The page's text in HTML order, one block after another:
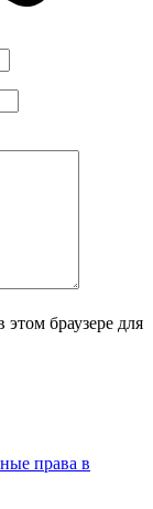
браузере для
права в